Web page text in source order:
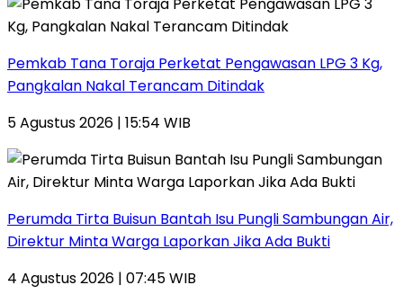
Pemkab Tana Toraja Perketat Pengawasan LPG 3 Kg,
Pangkalan Nakal Terancam Ditindak
5 Agustus 2026 | 15:54 WIB
Perumda Tirta Buisun Bantah Isu Pungli Sambungan Air,
Direktur Minta Warga Laporkan Jika Ada Bukti
4 Agustus 2026 | 07:45 WIB